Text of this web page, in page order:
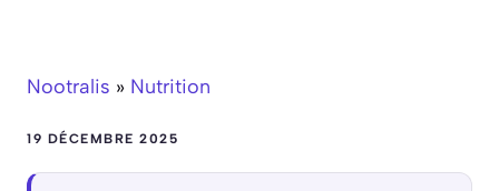
Nootralis » Nutrition
19 DÉCEMBRE 2025